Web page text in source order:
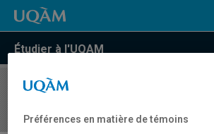
Étudier à l'UQAM
COURS//
Préférences en matière de témoins